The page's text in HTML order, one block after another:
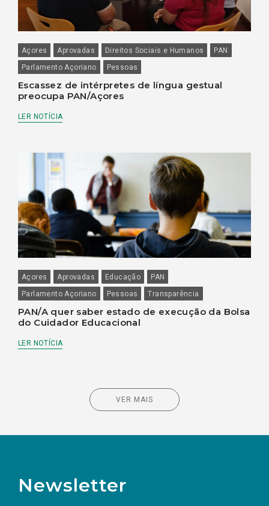
Açores Aprovadas Direitos Sociais e Humanos
PAN
Parlamento Açoriano
Pessoas
Escassez de intérpretes de língua gestual
preocupa PAN/Açores
LER NOTÍCIA
Açores Aprovadas Educação
PAN
Parlamento Açoriano
Pessoas Transparência
PAN/A quer saber estado de execução da Bolsa
do Cuidador Educacional
LER NOTÍCIA
VER MAIS
Newsletter